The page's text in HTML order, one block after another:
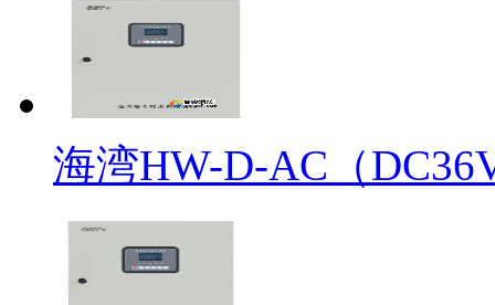
海湾HW-D-AC（